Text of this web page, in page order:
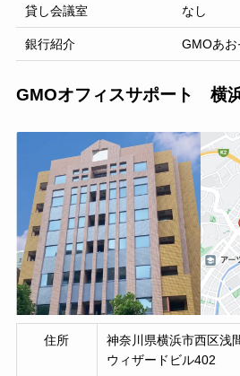
貸し会議室 なし
銀行紹介 GMOあ
GMOオフィスサポート 横
住所
神奈川県横浜市西区浅
ウィザードビル402